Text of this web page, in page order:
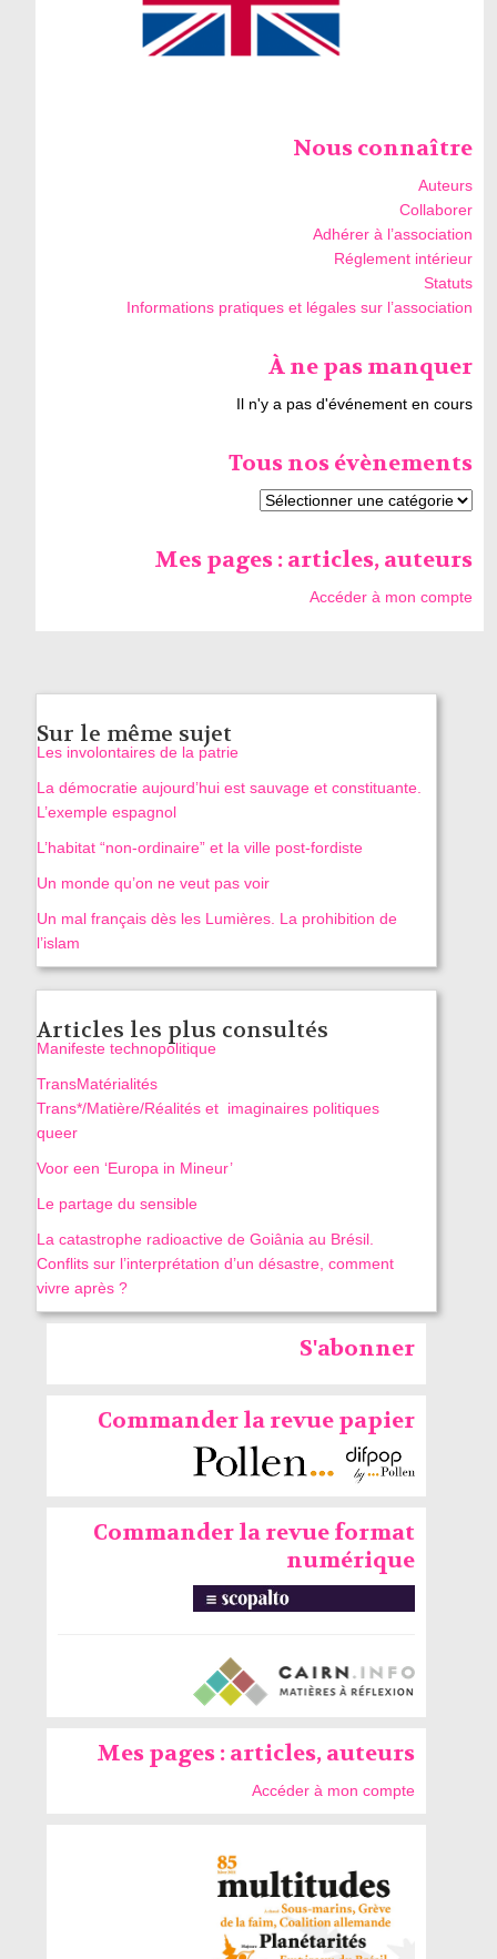
Nous connaître
Auteurs
Collaborer
Adhérer à l’association
Réglement intérieur
Statuts
Informations pratiques et légales sur l’association
À ne pas manquer
Il n'y a pas d'événement en cours
Tous nos évènements
Mes pages : articles, auteurs
Accéder à mon compte
Sur le même sujet
Les involontaires de la patrie
La démocratie aujourd’hui est sauvage et constituante.
L’exemple espagnol
L’habitat “non-ordinaire” et la ville post-fordiste
Un monde qu’on ne veut pas voir
Un mal français dès les Lumières. La prohibition de
l’islam
Articles les plus consultés
Manifeste technopolitique
TransMatérialités
Trans*/Matière/Réalités et imaginaires politiques
queer
Voor een ‘Europa in Mineur’
Le partage du sensible
La catastrophe radioactive de Goiânia au Brésil.
Conflits sur l’interprétation d’un désastre, comment
vivre après ?
S'abonner
Commander la revue papier
Commander la revue format
numérique
Mes pages : articles, auteurs
Accéder à mon compte